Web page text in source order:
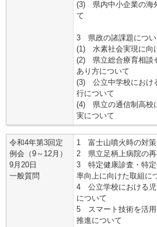
(3) 県内中小企業の海
て
3 県政の諸課題につい
(1) 水素社会実現に向
(2) 県立総合療育相談
あり方について
(3) 公立中学校におけ
行について
(4) 県立の通信制高校
実について
令和4年第3回定
例会（9～12月）
9月20日
一般質問
1 富士山噴火時の対策
2 県立足柄上病院の再
3 特定健康診査・特定
率向上に向けた取組に
4 公立学校における児
について
5 スマート技術を活用
推進について